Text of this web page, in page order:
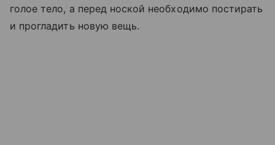
голое тело, а перед ноской необходимо постирать
и прогладить новую вещь.